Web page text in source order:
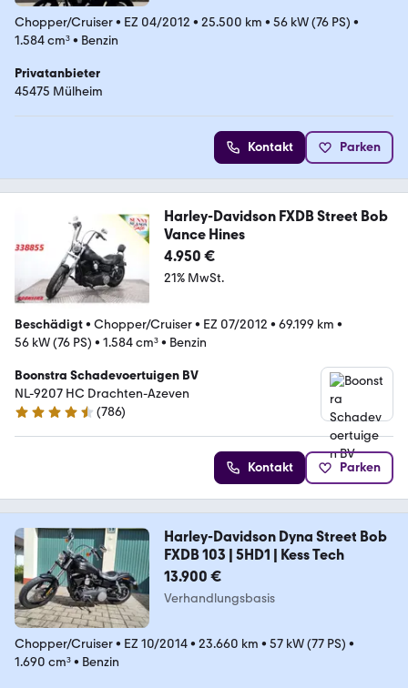
Chopper/Cruiser• EZ 04/2012 • 25.500 km • 56 kW (76 PS) •
1.584 cm³• Benzin
Privatanbieter
45475 Mülheim
Kontakt Parken
Harley-Davidson FXDB Street Bob
Vance Hines
4.950 €
21% MwSt.
Beschädigt• Chopper/Cruiser• EZ 07/2012 • 69.199 km •
56 kW (76 PS) • 1.584 cm³• Benzin
Boonstra Schadevoertuigen BV
NL-9207 HC Drachten-Azeven
4.4 Sterne
(786)
Kontakt Parken
Harley-Davidson Dyna Street Bob
FXDB 103 | 5HD1 | Kess Tech
13.900 €
Verhandlungsbasis
Chopper/Cruiser• EZ 10/2014• 23.660 km • 57 kW (77 PS) •
1.690 cm³• Benzin